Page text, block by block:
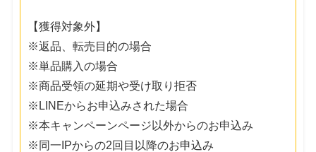
【獲得対象外】
※返品、転売目的の場合
※単品購入の場合
※商品受領の延期や受け取り拒否
※LINEからお申込みされた場合
※本キャンペーンページ以外からのお申込み
※同一IPからの2回目以降のお申込み